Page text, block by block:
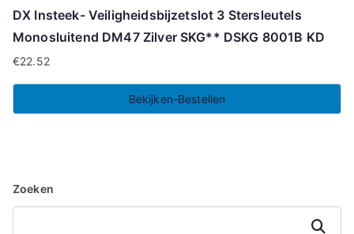
DX Insteek- Veiligheidsbijzetslot 3 Stersleutels
Monosluitend DM47 Zilver SKG** DSKG 8001B KD
€22.52
Bekijken-Bestellen
Zoeken
Zoeken